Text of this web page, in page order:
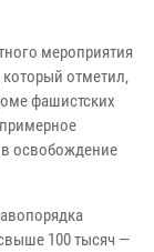
мероприятия
отметил,
фашистских
освобождение
100 тысяч —